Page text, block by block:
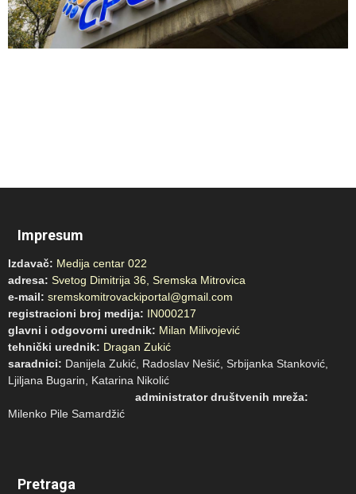
Impresum
Izdavač: Medija centar 022
adresa: Svetog Dimitrija 36, Sremska Mitrovica
e-mail: sremskomitrovackiportal@gmail.com
registracioni broj medija: IN000217
glavni i odgovorni urednik: Milan Milivojević
tehnički urednik: Dragan Zukić
saradnici: Danijela Zukić, Radoslav Nešić, Srbijanka Stanković,
Ljiljana Bugarin, Katarina Nikolić
administrator društvenih mreža:
Milenko Pile Samardžić
Pretraga